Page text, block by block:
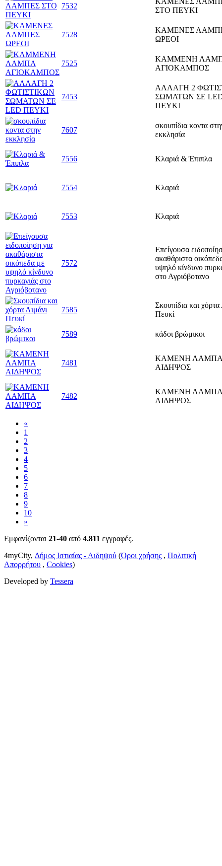
7532
ΣΤΟ ΠΕΥΚΙ
7528
ΚΑΜΕΝΕΣ
ΩΡΕΟΙ
7525
ΚΑΜΜΕΝΗ
ΑΓΙΟΚΑΜΠΟΣ
7453
ΑΛΛΑΓΗ 2
ΣΩΜΑΤΩΝ ΣΕ
ΠΕΥΚΙ
7607
σκουπίδια κοντα
εκκλησία
7556 Κλαριά & Έπιπλα
7554 Κλαριά
7553 Κλαριά
7572
Επείγουσα
ακαθάριστα
υψηλό κίνδυνο
στο Αγριόβοτανο
7585
Σκουπίδια και χόρτα
Πευκί
7589 κάδοι βρώμικοι
7481
ΚΑΜΕΝΗ ΛΑΜΠΑ
ΑΙΔΗΨΟΣ
7482
ΚΑΜΕΝΗ ΛΑΜΠΑ
ΑΙΔΗΨΟΣ
«
1
2
3
4
5
6
7
8
9
10
»
Εμφανίζονται 21-40 από 4.811 εγγραφές.
4myCity, Δήμος Ιστιαίας - Αιδηψού (Όροι χρήσης , Πολιτική
Απορρήτου , Cookies)
Developed by Tessera